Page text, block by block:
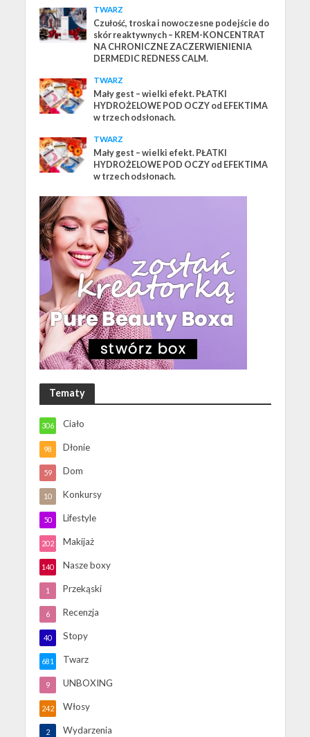
TWARZ
Czułość, troska i nowoczesne podejście do
skór reaktywnych – KREM-KONCENTRAT
NA CHRONICZNE ZACZERWIENIENIA
DERMEDIC REDNESS CALM.
TWARZ
Mały gest – wielki efekt. PŁATKI
HYDROŻELOWE POD OCZY od EFEKTIMA
w trzech odsłonach.
TWARZ
Mały gest – wielki efekt. PŁATKI
HYDROŻELOWE POD OCZY od EFEKTIMA
w trzech odsłonach.
Tematy
Ciało
306
Dłonie
98
Dom
59
Konkursy
10
Lifestyle
50
Makijaż
202
Nasze boxy
140
Przekąski
1
Recenzja
6
Stopy
40
Twarz
681
UNBOXING
9
Włosy
242
Wydarzenia
2